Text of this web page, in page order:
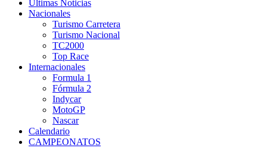
Últimas Noticias
Nacionales
Turismo Carretera
Turismo Nacional
TC2000
Top Race
Internacionales
Formula 1
Fórmula 2
Indycar
MotoGP
Nascar
Calendario
CAMPEONATOS